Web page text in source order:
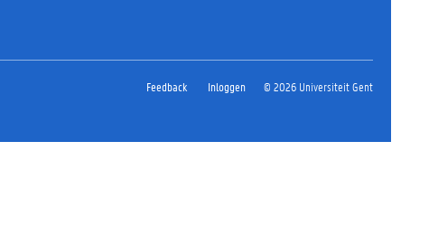
Feedback Inloggen © 2026 Universiteit Gent